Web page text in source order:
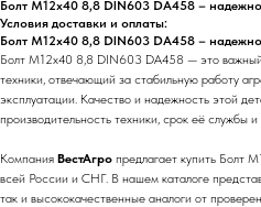
Болт М12х40 8,8 DIN603 DA458 –
Условия доставки и оплаты:
Болт М12х40 8,8 DIN603 DA458 –
Болт М12х40 8,8 DIN603 DA458 — это важный
техники, отвечающий за стабильную работу
эксплуатации. Качество и надежность этой
производительность техники, срок её службы
Компания ВестАгро предлагает купить Болт
всей России и СНГ. В нашем каталоге
так и высококачественные аналоги от